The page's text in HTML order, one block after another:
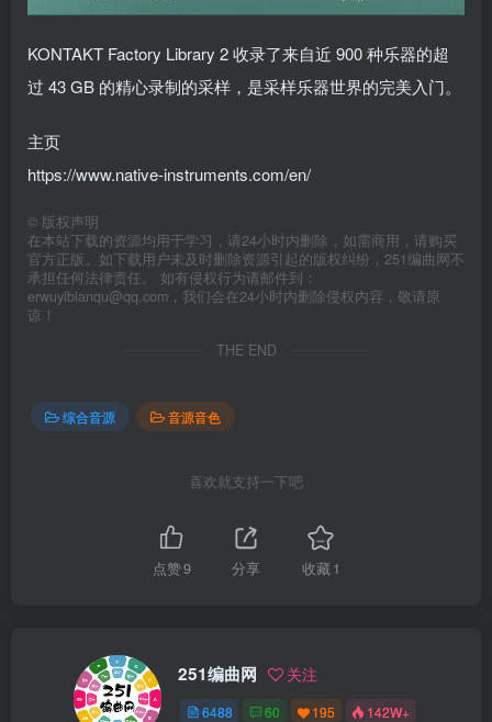
KONTAKT Factory Library 2 收录了来自近 900 种乐器的超
过 43 GB 的精心录制的采样，是采样乐器世界的完美入门。
主页
https://www.native-instruments.com/en/
© 版权声明
在本站下载的资源均用于学习，请24小时内删除，如需商用，请购买
官方正版。如下载用户未及时删除资源引起的版权纠纷，251编曲网不
承担任何法律责任。 如有侵权行为请邮件到：
erwuyibianqu@qq.com，我们会在24小时内删除侵权内容，敬请原
谅！
THE END
综合音源 音源音色
喜欢就支持一下吧
点赞9 分享 收藏1
251编曲网 关注
6488 60 195 142W+